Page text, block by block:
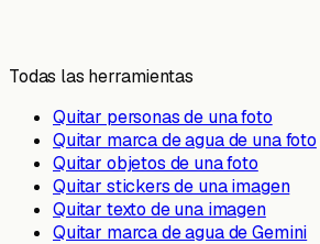
Todas las herramientas
Quitar personas de una foto
Quitar marca de agua de una foto
Quitar objetos de una foto
Quitar stickers de una imagen
Quitar texto de una imagen
Quitar marca de agua de Gemini